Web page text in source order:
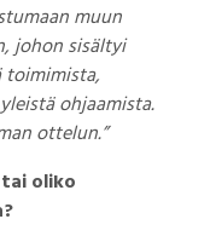
muun
johon sisältyi
ohjaamista.
ottelun.”
oliko